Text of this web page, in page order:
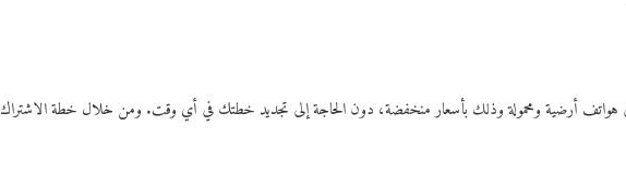
إلى هواتف أرضية ومحمولة وذلك بأسعار منخفضة، دون الحاجة إلى تجديد خطتك في أي وقت. ومن خلال خطة الاشتراك